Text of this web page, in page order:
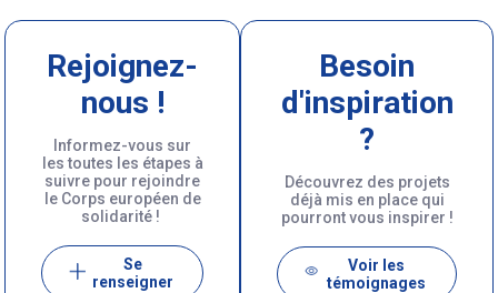
Rejoignez-
nous !
Informez-vous sur
les toutes les étapes à
suivre pour rejoindre
le Corps européen de
solidarité !
Se
renseigner
Besoin
d'inspiration
?
Découvrez des projets
déjà mis en place qui
pourront vous inspirer !
Voir les
témoignages